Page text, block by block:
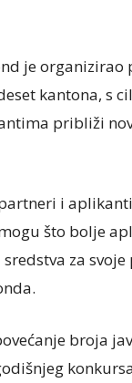
je organizirao
kantona, s
približi
i
što bolje
za svoje
broja